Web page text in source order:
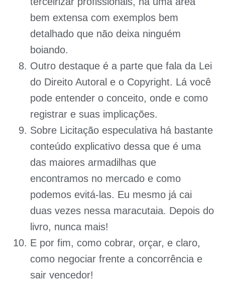
bem extensa com exemplos bem
detalhado que não deixa ninguém
boiando.
Outro destaque é a parte que fala da Lei
do Direito Autoral e o Copyright. Lá você
pode entender o conceito, onde e como
registrar e suas implicações.
Sobre Licitação especulativa há bastante
conteúdo explicativo dessa que é uma
das maiores armadilhas que
encontramos no mercado e como
podemos evitá-las. Eu mesmo já cai
duas vezes nessa maracutaia. Depois do
livro, nunca mais!
E por fim, como cobrar, orçar, e claro,
como negociar frente a concorrência e
sair vencedor!